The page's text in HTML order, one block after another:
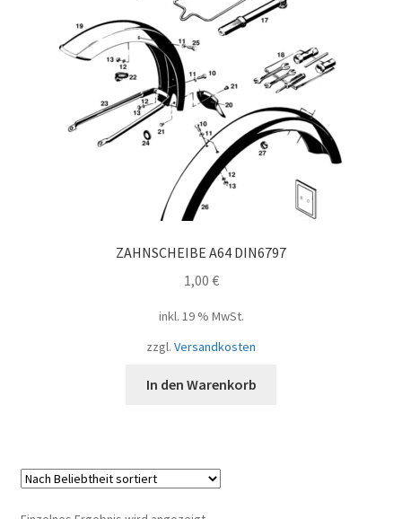
ZAHNSCHEIBE A64 DIN6797
1,00 €
inkl. 19 % MwSt.
zzgl. Versandkosten
In den Warenkorb